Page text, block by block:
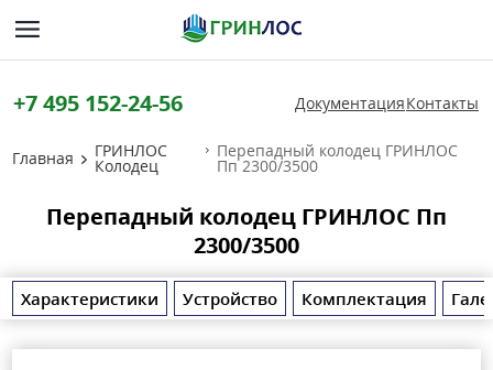
+7 495 152-24-56 ДокументацияКонтакты
Главная ГРИНЛОС
Колодец
Перепадный колодец ГРИНЛОС
Пп 2300/3500
Перепадный колодец ГРИНЛОС Пп
2300/3500
Характеристики Устройство Комплектация